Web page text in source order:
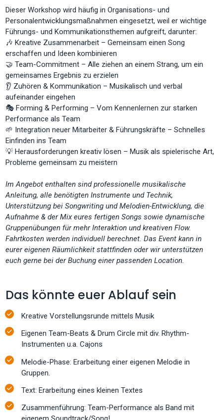
Dieser Workshop wird häufig in Organisations- und
Personalentwicklungsmaßnahmen eingesetzt, weil er wichtige
Führungs- und Kommunikationsthemen aufgreift, darunter:
🎶 Kreative Zusammenarbeit – Gemeinsam einen Song
erschaffen und Ideen kombinieren
🤝 Team-Commitment – Alle ziehen an einem Strang, um ein
gemeinsames Ergebnis zu erzielen
👂 Zuhören & Kommunikation – Musikalisch und verbal
aufeinander eingehen
🎭 Forming & Performing – Vom Kennenlernen zur starken
Performance als Team
🌱 Integration neuer Mitarbeiter & Führungskräfte – Schnelles
Einfinden ins Team
💡 Herausforderungen kreativ lösen – Musik als spielerische Art,
Probleme gemeinsam zu meistern
Im Angebot enthalten sind professionelle musikalische
Anleitung, alle benötigten Instrumente und Technik,
Unterstützung bei Songwriting und Melodien-Entwicklung, die
Aufnahme & der Mix eures fertigen Songs sowie dynamische
Gruppenübungen für mehr Interaktion und kreativen Flow.
Fahrtkosten werden individuell berechnet. Das Event kann in
eurer eigenen Räumlichkeit stattfinden oder wir unterstützen
euch gerne bei der Buchung einer passenden Location.
Das könnte euer Ablauf sein
Kreative Vorstellungsrunde mittels Musik
Eigenen Team-Beats & Drum Circle mit div. Rhythm-
Instrumenten u.a. Cajons
Melodie-Phase: Erarbeitung einer eigenen Melodie in
Gruppen.
Text: Erarbeitung eines kleinen Textes
Zusammenführung: Team-Performance als Band mit